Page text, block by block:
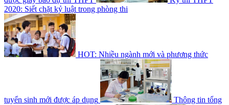
2020: Siết chặt kỷ luật trong phòng thi
HOT: Nhiều ngành mới và phương thức
tuyển sinh mới được áp dụng Thông tin tổng